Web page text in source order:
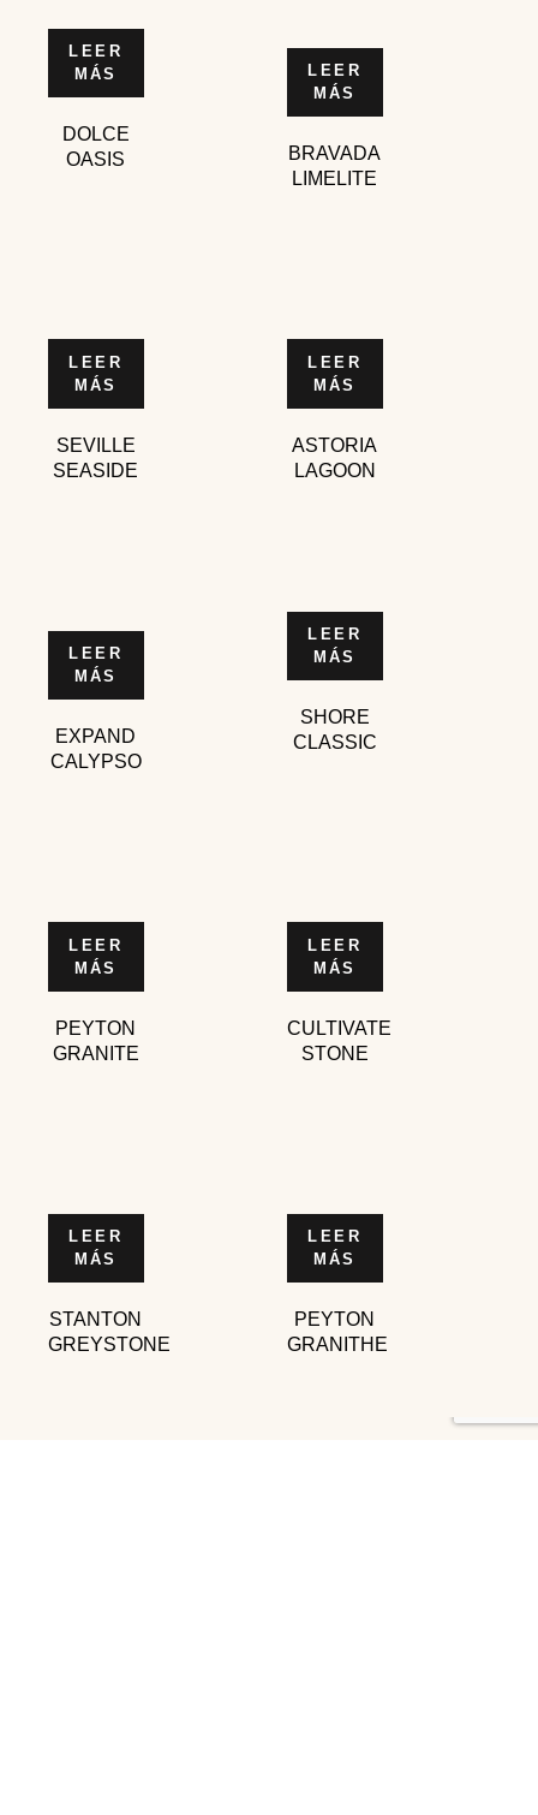
LEER
MÁS
DOLCE
OASIS
LEER
MÁS
BRAVADA
LIMELITE
LEER
MÁS
SEVILLE
SEASIDE
LEER
MÁS
ASTORIA
LAGOON
LEER
MÁS
EXPAND
CALYPSO
LEER
MÁS
SHORE
CLASSIC
LEER
MÁS
PEYTON
GRANITE
LEER
MÁS
CULTIVATE
STONE
LEER
MÁS
STANTON
GREYSTONE
LEER
MÁS
PEYTON
GRANITHE